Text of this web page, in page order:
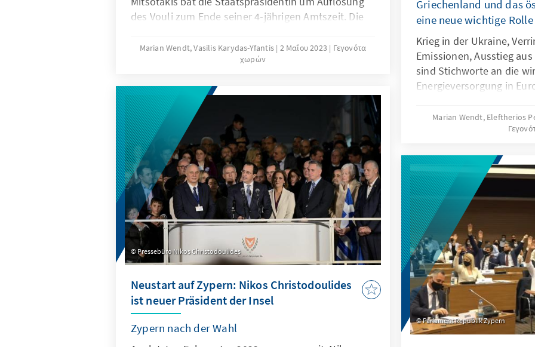
des Vouli zum Ende seiner 4-jährigen Amtszeit. Die
Regierungschef bleibt und seinen Kurs von
Stabilität, Fortschritt und Wachstum umsetzen
eine mögliche Koalition aus bis zu vier Parteien zu
formen. Aufgrund des veränderten Wahlrechts und
einiger Ungewissheiten wird aber sehr
wahrscheinlich noch ein zweiter Wahlgang
notwendig werden, bis eine neue Regierung
feststeht.
Marian Wendt, Vasilis Karydas-Yfantis 2 Μαΐου 2023
Γεγονότα
χωρών
Griechenland und das
eine neue wichtige
Krieg in der Ukraine,
Emissionen, Ausstieg
sind Stichworte an die
Energieversorgung in
Energie für Strom,
genutzt wurde,
und –erzeugung zu
neues Zeitalter
östliche Mittelmeer
wichtige Rolle spielen;
Marian Wendt, Eleftherios
Pressebüro Nikos Christodoulides
Neustart auf Zypern: Nikos Christodoulides
ist neuer Präsident der Insel
Zypern nach der Wahl
Parlament Republik Zypern